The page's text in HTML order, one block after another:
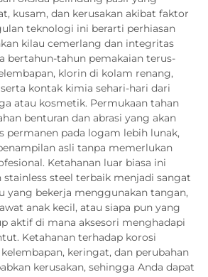
kusam, dan kerusakan akibat faktor
teknologi ini berarti perhiasan
kilau cemerlang dan integritas
bertahun-tahun pemakaian terus-
klorin di kolam renang,
kontak kimia sehari-hari dari
atau kosmetik. Permukaan tahan
benturan dan abrasi yang akan
permanen pada logam lebih lunak,
asli tanpa memerlukan
Ketahanan luar biasa ini
steel terbaik menjadi sangat
yang bekerja menggunakan tangan,
anak kecil, atau siapa pun yang
aktif di mana aksesori menghadapi
Ketahanan terhadap korosi
keringat, dan perubahan
kerusakan, sehingga Anda dapat